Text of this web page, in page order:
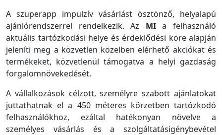
A szuperapp impulzív vásárlást ösztönző, helyalapú
ajánlórendszerrel rendelkezik. Az MIa felhasználó
aktuális tartózkodási helye és érdeklődési köre alapján
jeleníti meg a közvetlen közelben elérhető akciókat és
termékeket, közvetlenül támogatva a helyi gazdaság
forgalomnövekedését.
A vállalkozások célzott, személyre szabott ajánlatokat
juttathatnak el a 450 méteres körzetben tartózkodó
felhasználókhoz, ezáltal hatékonyan növelve a
személyes vásárlás és a szolgáltatásigénybevétel